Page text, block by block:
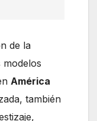
de la
modelos
América
también